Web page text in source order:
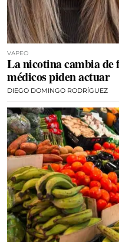
VAPEO
La nicotina cambia de
médicos piden actuar
DIEGO DOMINGO RODRÍGUEZ